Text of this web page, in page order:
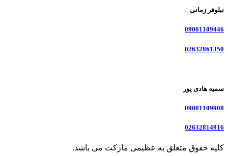
نیلوفر زمانی
09001109446
02632861350
سمیه هادی پور
09001109908
02632814916
کلیه حقوق متعلق به عظیمی مارکت می باشد.